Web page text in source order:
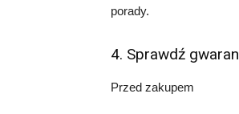
porady.
4. Sprawdź
Przed zakupem